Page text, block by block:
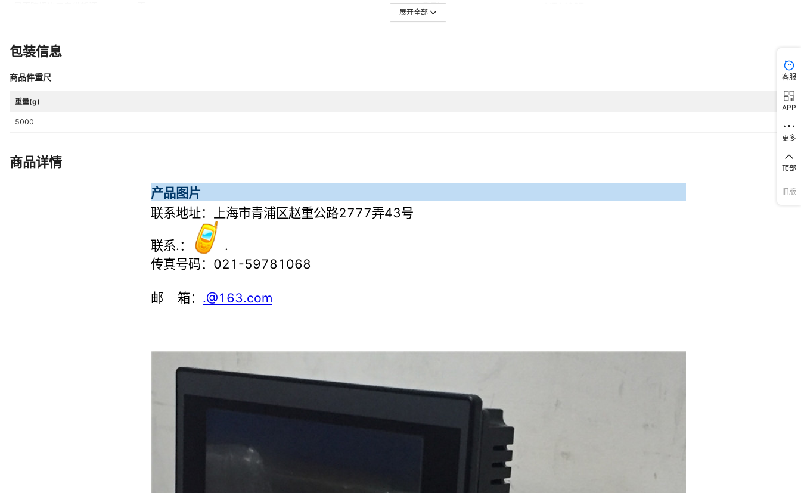
系列
内存扩展容量
MT4403T
MT4403T
展开全部
包装信息
商品件重尺
重量(g)
5000
商品详情
客服
APP
更多
顶部
旧版